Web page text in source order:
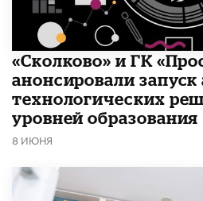
«Сколково» и ГК
анонсировали запуск
технологических
уровней образования
8 ИЮНЯ